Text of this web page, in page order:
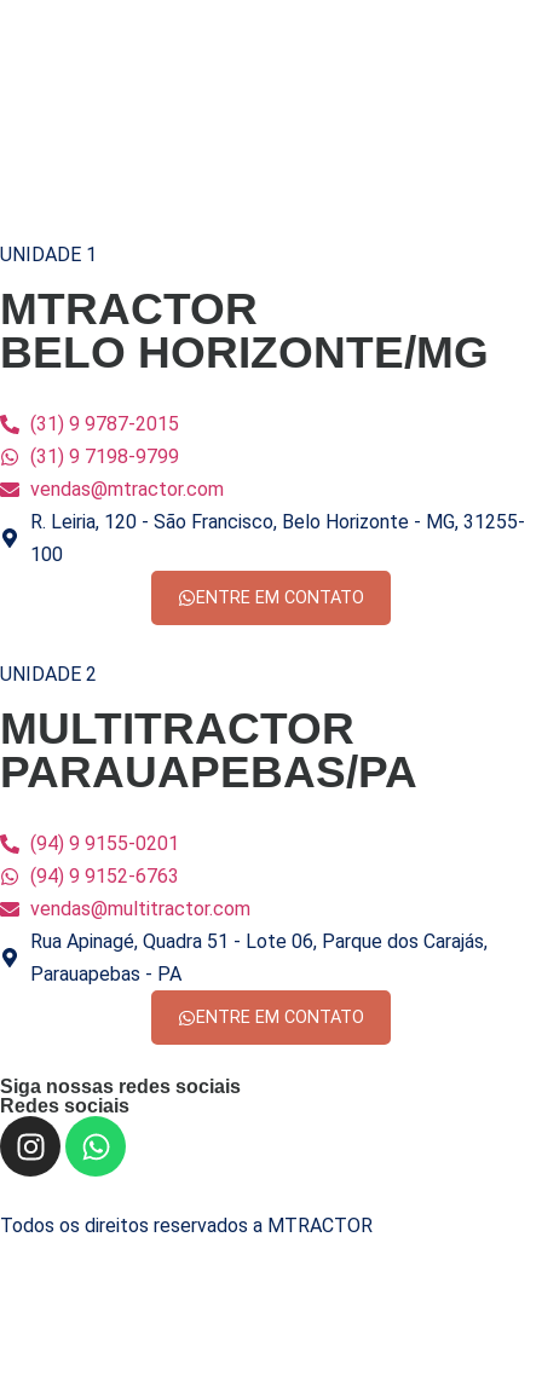
UNIDADE 1
MTRACTOR
BELO HORIZONTE/MG
(31) 9 9787-2015
(31) 9 7198-9799
vendas@mtractor.com
R. Leiria, 120 - São Francisco, Belo Horizonte - MG, 31255-
100
ENTRE EM CONTATO
UNIDADE 2
MULTITRACTOR
PARAUAPEBAS/PA
(94) 9 9155-0201
(94) 9 9152-6763
vendas@multitractor.com
Rua Apinagé, Quadra 51 - Lote 06, Parque dos Carajás,
Parauapebas - PA
ENTRE EM CONTATO
Siga nossas redes sociais
Redes sociais
Todos os direitos reservados a MTRACTOR